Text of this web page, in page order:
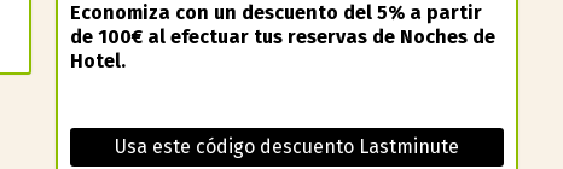
Economiza con un descuento del 5% a partir
de 100€ al efectuar tus reservas de Noches de
Hotel.
Usa este código descuento Lastminute